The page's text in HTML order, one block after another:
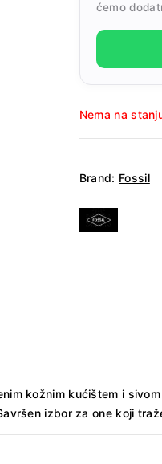
ćemo
Nema na
Brand: Fossil
kožnim kućištem i
izbor za one koji